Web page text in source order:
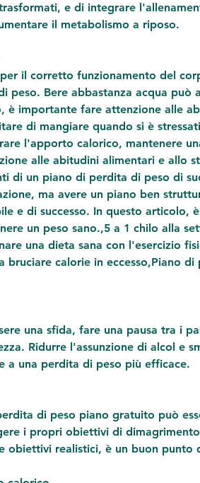
e di integrare
il metabolismo a riposo.
per il corretto funzionamento del
peso. Bere abbastanza acqua può
è importante fare attenzione alle
di mangiare quando si è
l'apporto calorico, mantenere
alle abitudini alimentari e allo
di un piano di perdita di peso di
ma avere un piano ben
e di successo. In questo articolo,
un peso sano.,5 a 1 chilo alla
una dieta sana con l'esercizio
bruciare calorie in eccesso,Piano di
una sfida, fare una pausa tra i
Ridurre l'assunzione di alcol e
a una perdita di peso più efficace.
di peso piano gratuito può
i propri obiettivi di
obiettivi realistici, è un buon punto